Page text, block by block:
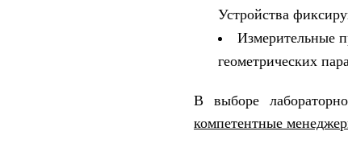
Устройства
Измерительные
геометрических
В выборе
компетентные